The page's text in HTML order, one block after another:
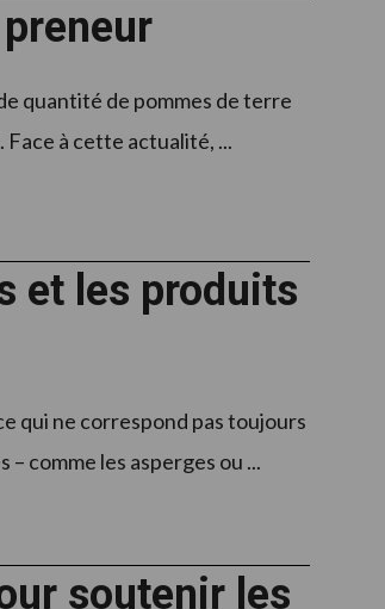
quantité de pommes de terre
à cette actualité, ...
et les produits
qui ne correspond pas toujours
comme les asperges ou ...
soutenir les